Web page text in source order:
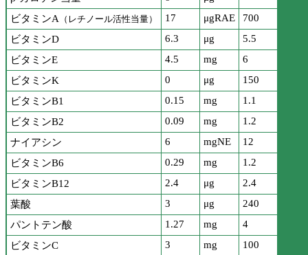
ビタミンA （レチノール活性当量） 17 μgRAE
700
ビタミンD
6.3 μg
5.5
ビタミンE
4.5 mg
6
ビタミンK
0 μg
150
ビタミンB1
0.15 mg
1.1
ビタミンB2
0.09 mg
1.2
ナイアシン
6 mgNE
12
ビタミンB6
0.29 mg
1.2
ビタミンB12
2.4 μg
2.4
葉酸
3 μg
240
パントテン酸
1.27 mg
4
ビタミンC
3 mg
100